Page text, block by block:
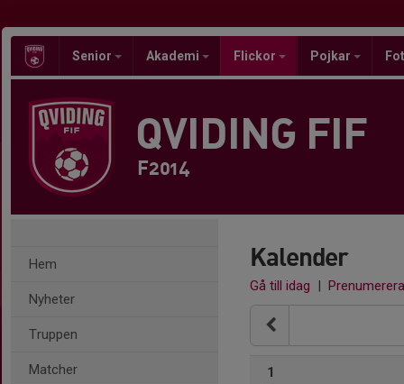
Senior Akademi Flickor Pojkar
QVIDING FIF
F2014
Hem
Nyheter
Truppen
Matcher
Kalender
Gå till idag | Prenumerera
1